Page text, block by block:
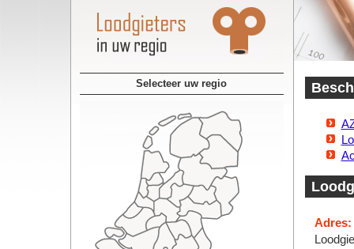
Selecteer uw regio
Adres: